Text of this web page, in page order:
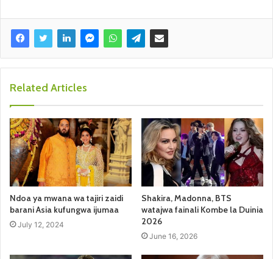
Related Articles
Ndoa ya mwana wa tajiri zaidi
barani Asia kufungwa ijumaa
July 12, 2024
Shakira, Madonna, BTS
watajwa fainali Kombe la Duinia
2026
June 16, 2026